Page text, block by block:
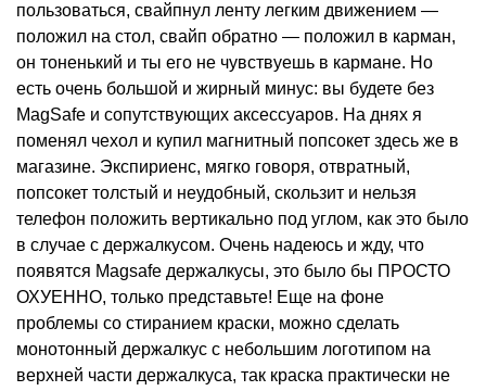
пользоваться, свайпнул ленту легким движением —
положил на стол, свайп обратно — положил в карман,
он тоненький и ты его не чувствуешь в кармане. Но
есть очень большой и жирный минус: вы будете без
MagSafe и сопутствующих аксессуаров. На днях я
поменял чехол и купил магнитный попсокет здесь же в
магазине. Экспириенс, мягко говоря, отвратный,
попсокет толстый и неудобный, скользит и нельзя
телефон положить вертикально под углом, как это было
в случае с держалкусом. Очень надеюсь и жду, что
появятся Magsafe держалкусы, это было бы ПРОСТО
ОХУЕННО, только представьте! Еще на фоне
проблемы со стиранием краски, можно сделать
монотонный держалкус с небольшим логотипом на
верхней части держалкуса, так краска практически не